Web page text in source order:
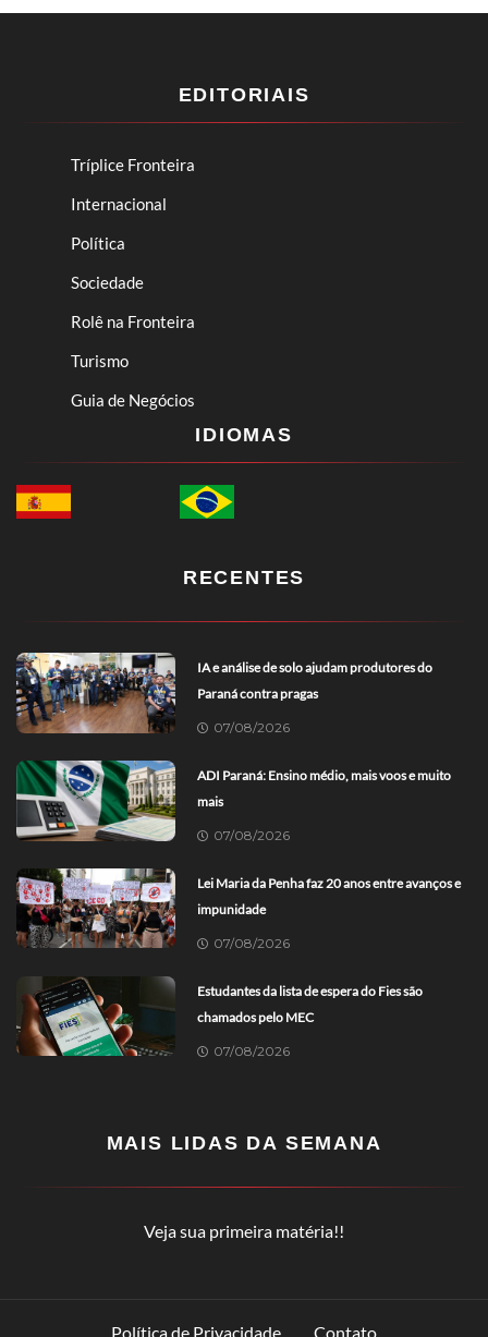
EDITORIAIS
Tríplice Fronteira
Internacional
Política
Sociedade
Rolê na Fronteira
Turismo
Guia de Negócios
IDIOMAS
RECENTES
IA e análise de solo ajudam produtores do
Paraná contra pragas
07/08/2026
ADI Paraná: Ensino médio, mais voos e muito
mais
07/08/2026
Lei Maria da Penha faz 20 anos entre avanços e
impunidade
07/08/2026
Estudantes da lista de espera do Fies são
chamados pelo MEC
07/08/2026
MAIS LIDAS DA SEMANA
Veja sua primeira matéria!!
Política de Privacidade Contato